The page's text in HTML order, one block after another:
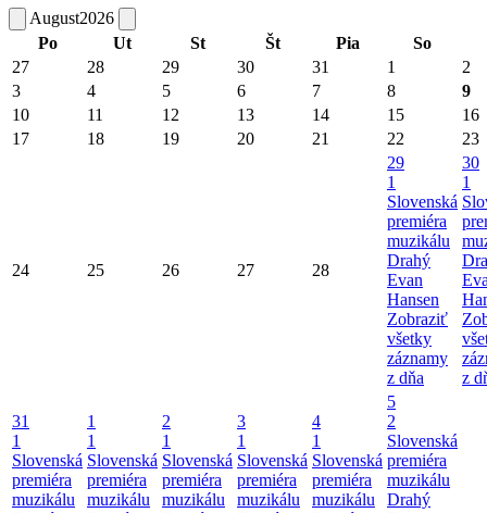
August2026
Po
Ut St Št Pia
So
27
28 29 30 31 1
2
3
4 5 6 7 8
9
10
11 12 13 14 15
16
17
18 19 20 21 22 23
24 25 26 27 28
29
1
Slovenská
premiéra
muzikálu
Drahý
Evan
Hansen
Zobraziť
všetky
záznamy
z dňa
30
1
z
31
1
Slovenská
premiéra
muzikálu
1
1
Slovenská
premiéra
muzikálu
2
1
Slovenská
premiéra
muzikálu
3
1
Slovenská
premiéra
muzikálu
4
1
Slovenská
premiéra
muzikálu
5
2
Slovenská
premiéra
muzikálu
Drahý